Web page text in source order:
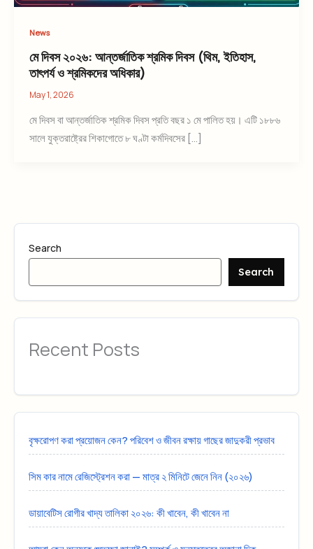
News
মে দিবস ২০২৬: আন্তর্জাতিক শ্রমিক দিবস (থিম, ইতিহাস,
তাৎপর্য ও শ্রমিকদের অধিকার)
May 1, 2026
মে দিবস বা আন্তর্জাতিক শ্রমিক দিবস প্রতি বছর ১ মে পালিত হয়। এটি ১৮৮৬
সালে যুক্তরাষ্ট্রের শিকাগোতে ৮ ঘণ্টা কর্মদিবসের […]
Search
Search
Recent Posts
বৃক্ষরোপণ করা প্রয়োজন কেন? পরিবেশ ও জীবন রক্ষায় গাছের জাদুকরী প্রভাব
সিম কার নামে রেজিস্ট্রেশন করা — মাত্র ২ মিনিটে জেনে নিন (২০২৬)
ডায়াবেটিস রোগীর খাদ্য তালিকা ২০২৬: কী খাবেন, কী খাবেন না